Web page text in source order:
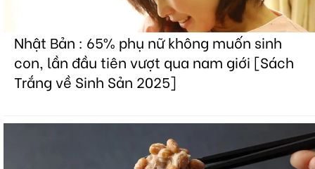
Nhật Bản : 65% phụ nữ không muốn sinh
con, lần đầu tiên vượt qua nam giới [Sách
Trắng về Sinh Sản 2025]